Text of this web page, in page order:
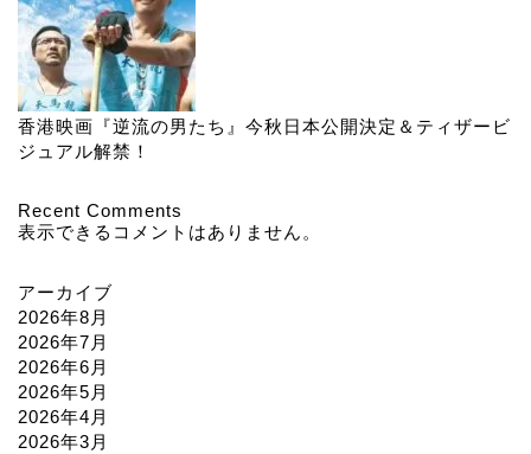
香港映画『逆流の男たち』今秋日本公開決定＆ティザービ
ジュアル解禁！
Recent Comments
表示できるコメントはありません。
アーカイブ
2026年8月
2026年7月
2026年6月
2026年5月
2026年4月
2026年3月